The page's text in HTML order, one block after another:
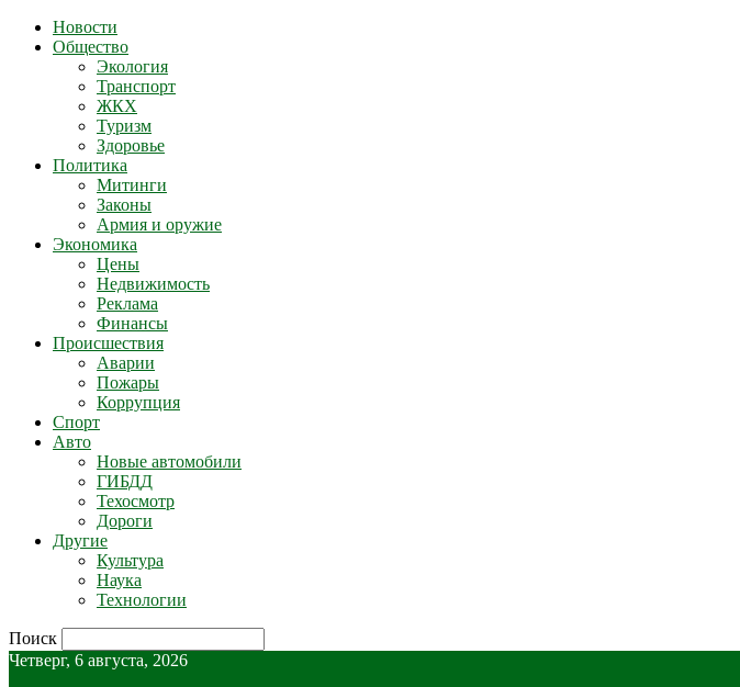
Новости
Общество
Экология
Транспорт
ЖКХ
Туризм
Здоровье
Политика
Митинги
Законы
Армия и оружие
Экономика
Цены
Недвижимость
Реклама
Финансы
Происшествия
Аварии
Пожары
Коррупция
Спорт
Авто
Новые автомобили
ГИБДД
Техосмотр
Дороги
Другие
Культура
Наука
Технологии
Поиск
Четверг, 6 августа, 2026